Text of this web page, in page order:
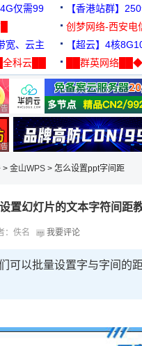
仅需99
【香港站群】
创梦网络-西安电
88元/月
宽、云主
【超云】4核
科云██
██群英网络
◆◆◆
商业广告，理性选择
告 商业广告，理性选择
> 金山WPS > 怎么设置ppt字间距
置幻灯片的文本字符间距
：佚名 我要评论
可以批量设置字与字间的